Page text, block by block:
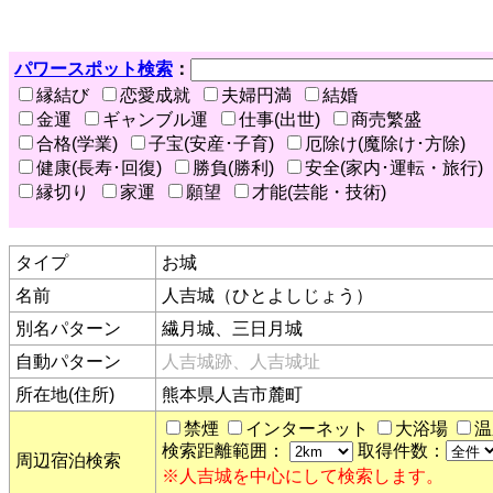
パワースポット検索 ：
縁結び
恋愛成就 夫婦円満
結婚
金運
ギャンブル運 仕事(出世)
商売繁盛
合格(学業)
子宝(安産･子育)
厄除け(魔除け･方除)
健康(長寿･回復)
勝負(勝利)
安全(家内･運転・旅行)
縁切り
家運 願望 才能(芸能・技術)
タイプ
お城
名前
人吉城（ひとよしじょう）
別名パターン
繊月城、三日月城
自動パターン
人吉城跡、人吉城址
所在地(住所)
熊本県人吉市麓町
周辺宿泊検索
禁煙 インターネット 大浴場
検索距離範囲：
取得件数：
※人吉城を中心にして検索します。